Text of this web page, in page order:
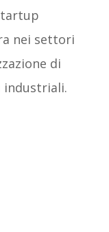
nei settori
di
industriali.